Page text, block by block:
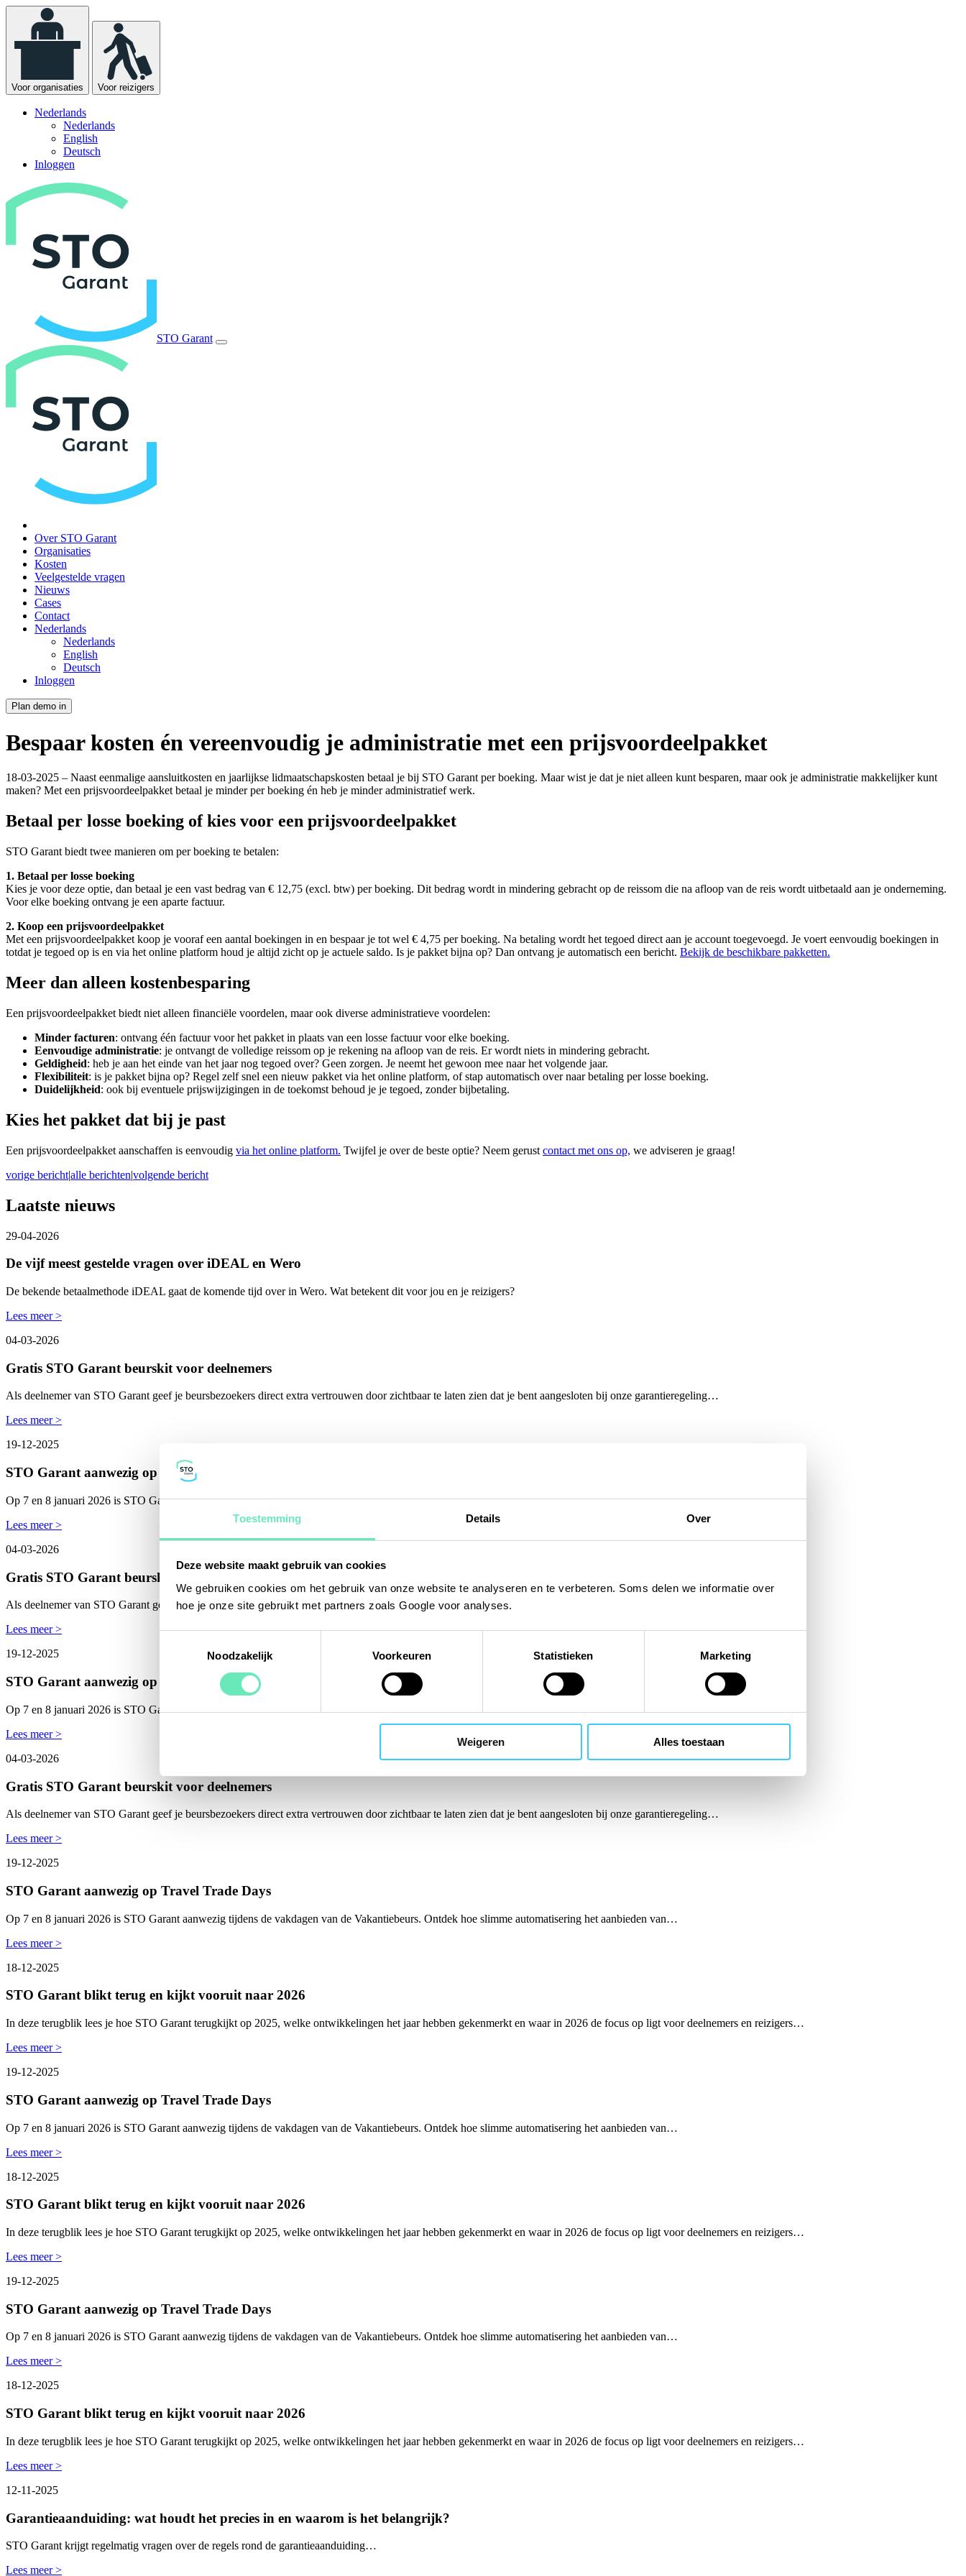
Toestemming Details Over
Deze website maakt gebruik van cookies
We gebruiken cookies om het gebruik van onze website te analyseren en te verbeteren. Soms delen we informatie over
hoe je onze site gebruikt met partners zoals Google voor analyses.
Noodzakelijk
Voorkeuren Statistieken Marketing
Weigeren Alles toestaan
Voor organisaties Voor reizigers
Nederlands
Nederlands
English
Deutsch
Inloggen
STO Garant
Over STO Garant
Organisaties
Kosten
Veelgestelde vragen
Nieuws
Cases
Contact
Nederlands
Nederlands
English
Deutsch
Inloggen
Plan demo in
Bespaar kosten én vereenvoudig je administratie met een prijsvoordeelpakket
18-03-2025 – Naast eenmalige aansluitkosten en jaarlijkse lidmaatschapskosten betaal je bij STO Garant per boeking. Maar wist je dat je niet alleen kunt besparen, maar ook je administratie makkelijker kunt
maken? Met een prijsvoordeelpakket betaal je minder per boeking én heb je minder administratief werk.
Betaal per losse boeking of kies voor een prijsvoordeelpakket
STO Garant biedt twee manieren om per boeking te betalen:
1. Betaal per losse boeking
Kies je voor deze optie, dan betaal je een vast bedrag van € 12,75 (excl. btw) per boeking. Dit bedrag wordt in mindering gebracht op de reissom die na afloop van de reis wordt uitbetaald aan je onderneming.
Voor elke boeking ontvang je een aparte factuur.
2. Koop een prijsvoordeelpakket
Met een prijsvoordeelpakket koop je vooraf een aantal boekingen in en bespaar je tot wel € 4,75 per boeking. Na betaling wordt het tegoed direct aan je account toegevoegd. Je voert eenvoudig boekingen in
totdat je tegoed op is en via het online platform houd je altijd zicht op je actuele saldo. Is je pakket bijna op? Dan ontvang je automatisch een bericht. Bekijk de beschikbare pakketten.
Meer dan alleen kostenbesparing
Een prijsvoordeelpakket biedt niet alleen financiële voordelen, maar ook diverse administratieve voordelen:
Minder facturen: ontvang één factuur voor het pakket in plaats van een losse factuur voor elke boeking.
Eenvoudige administratie: je ontvangt de volledige reissom op je rekening na afloop van de reis. Er wordt niets in mindering gebracht.
Geldigheid: heb je aan het einde van het jaar nog tegoed over? Geen zorgen. Je neemt het gewoon mee naar het volgende jaar.
Flexibiliteit: is je pakket bijna op? Regel zelf snel een nieuw pakket via het online platform, of stap automatisch over naar betaling per losse boeking.
Duidelijkheid: ook bij eventuele prijswijzigingen in de toekomst behoud je je tegoed, zonder bijbetaling.
Kies het pakket dat bij je past
Een prijsvoordeelpakket aanschaffen is eenvoudig via het online platform. Twijfel je over de beste optie? Neem gerust contact met ons op, we adviseren je graag!
vorige bericht|alle berichten|volgende bericht
Laatste nieuws
29-04-2026
De vijf meest gestelde vragen over iDEAL en Wero
De bekende betaalmethode iDEAL gaat de komende tijd over in Wero. Wat betekent dit voor jou en je reizigers?
Lees meer >
04-03-2026
Gratis STO Garant beurskit voor deelnemers
Als deelnemer van STO Garant geef je beursbezoekers direct extra vertrouwen door zichtbaar te laten zien dat je bent aangesloten bij onze garantieregeling…
Lees meer >
19-12-2025
STO Garant aanwezig op Travel Trade Days
Op 7 en 8 januari 2026 is STO Garant aanwezig tijdens de vakdagen van de Vakantiebeurs. Ontdek hoe slimme automatisering het aanbieden van…
Lees meer >
04-03-2026
Gratis STO Garant beurskit voor deelnemers
Als deelnemer van STO Garant geef je beursbezoekers direct extra vertrouwen door zichtbaar te laten zien dat je bent aangesloten bij onze garantieregeling…
Lees meer >
19-12-2025
STO Garant aanwezig op Travel Trade Days
Op 7 en 8 januari 2026 is STO Garant aanwezig tijdens de vakdagen van de Vakantiebeurs. Ontdek hoe slimme automatisering het aanbieden van…
Lees meer >
04-03-2026
Gratis STO Garant beurskit voor deelnemers
Als deelnemer van STO Garant geef je beursbezoekers direct extra vertrouwen door zichtbaar te laten zien dat je bent aangesloten bij onze garantieregeling…
Lees meer >
19-12-2025
STO Garant aanwezig op Travel Trade Days
Op 7 en 8 januari 2026 is STO Garant aanwezig tijdens de vakdagen van de Vakantiebeurs. Ontdek hoe slimme automatisering het aanbieden van…
Lees meer >
18-12-2025
STO Garant blikt terug en kijkt vooruit naar 2026
In deze terugblik lees je hoe STO Garant terugkijkt op 2025, welke ontwikkelingen het jaar hebben gekenmerkt en waar in 2026 de focus op ligt voor deelnemers en reizigers…
Lees meer >
19-12-2025
STO Garant aanwezig op Travel Trade Days
Op 7 en 8 januari 2026 is STO Garant aanwezig tijdens de vakdagen van de Vakantiebeurs. Ontdek hoe slimme automatisering het aanbieden van…
Lees meer >
18-12-2025
STO Garant blikt terug en kijkt vooruit naar 2026
In deze terugblik lees je hoe STO Garant terugkijkt op 2025, welke ontwikkelingen het jaar hebben gekenmerkt en waar in 2026 de focus op ligt voor deelnemers en reizigers…
Lees meer >
19-12-2025
STO Garant aanwezig op Travel Trade Days
Op 7 en 8 januari 2026 is STO Garant aanwezig tijdens de vakdagen van de Vakantiebeurs. Ontdek hoe slimme automatisering het aanbieden van…
Lees meer >
18-12-2025
STO Garant blikt terug en kijkt vooruit naar 2026
In deze terugblik lees je hoe STO Garant terugkijkt op 2025, welke ontwikkelingen het jaar hebben gekenmerkt en waar in 2026 de focus op ligt voor deelnemers en reizigers…
Lees meer >
12-11-2025
Garantieaanduiding: wat houdt het precies in en waarom is het belangrijk?
STO Garant krijgt regelmatig vragen over de regels rond de garantieaanduiding…
Lees meer >